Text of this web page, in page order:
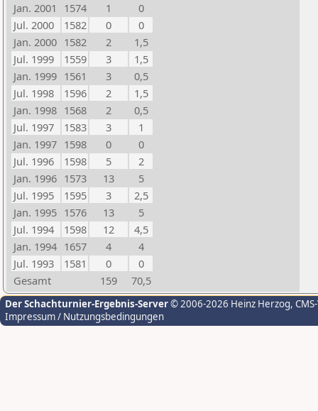
Jan. 2001
1574 1
0
Jul. 2000
1582 0
0
Jan. 2000 1582 2
1,5
Jul. 1999
1559 3
1,5
Jan. 1999 1561 3
0,5
Jul. 1998
1596 2
1,5
Jan. 1998 1568 2
0,5
Jul. 1997
1583 3
1
Jan. 1997 1598 0
0
Jul. 1996
1598 5
2
Jan. 1996 1573 13
5
Jul. 1995
1595 3
2,5
Jan. 1995 1576 13
5
Jul. 1994
1598 12
4,5
Jan. 1994 1657 4
4
Jul. 1993
1581 0
0
Gesamt
159 70,5
Der Schachturnier-Ergebnis-Server© 2006-2026 Heinz Herzog,
Impressum / Nutzungsbedingungen